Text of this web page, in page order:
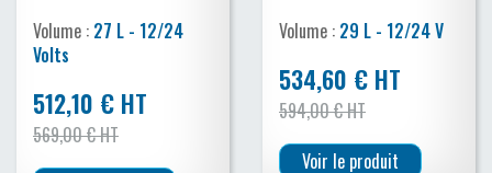
Volume : 27 L - 12/24
Volts
512,10 € HT
569,00 € HT
Volume : 29 L - 12/24 V
534,60 € HT
594,00 € HT
Voir le produit